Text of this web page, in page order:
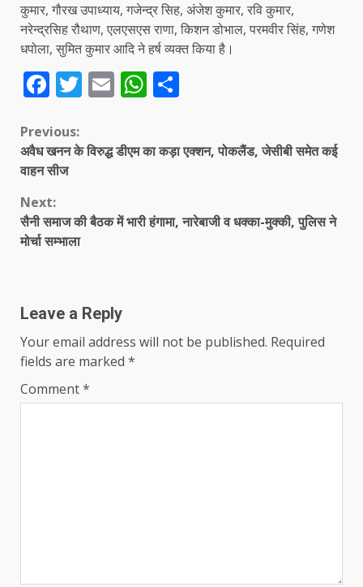
कुमार, गौरख उपाध्याय, गजेन्द्र सिह, अंजेश कुमार, रवि कुमार,
नरेन्द्रसिह रौथाण, एलएसएस राणा, किशन डोभाल, परमवीर सिंह, गणेश
धपोला, सुमित कुमार आदि ने हर्ष व्यक्त किया है।
Facebook
Twitter
EmailWhatsApp
Continue
Reading
Previous:
अवैध खनन के विरुद्ध डीएम का कड़ा एक्शन, पोकलैंड, जेसीबी समेत कई
वाहन सीज
Next:
सैनी समाज की बैठक में भारी हंगामा, नारेबाजी व धक्का-मुक्की, पुलिस ने
मोर्चा सम्भाला
Leave a Reply
Your email address will not be published. Required
fields are marked *
Comment*